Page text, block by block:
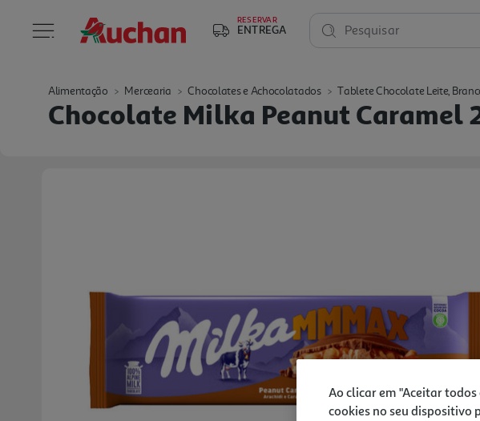
RESERVAR
ENTREGA Pesquisar
Alimentação Mercearia Chocolates e Achocolatados Tablete Chocolate Leite,
Chocolate Milka Peanut Caramel
Ao clicar em "Aceitar
cookies no seu dispositivo